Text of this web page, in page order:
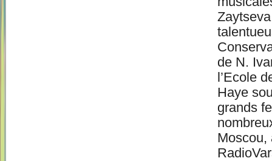
de N.
l’Ecole
Haye
grands
Moscou,